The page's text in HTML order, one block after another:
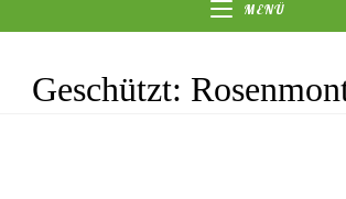
MENÜ
Geschützt: